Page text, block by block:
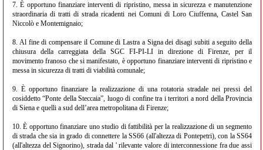
7. È opportuno finanziare interventi di ripristino, messa in sicurezza e manutenzione
straordinaria di tratti di strada ricadenti nei Comuni di Loro Ciuffenna, Castel San
Niccolò e Montemignaio;
8. Al fine di compensare il Comune di Lastra a Signa dei disagi subiti a seguito della
chiusura della carreggiata della SGC FI-PI-LI in direzione di Firenze, per il
movimento franoso che si manifestato, è opportuno finanziare interventi di ripristino e
messa in sicurezza di tratti di viabilità comunale;
9. È opportuno finanziare la realizzazione di una rotatoria stradale nei pressi del
cosiddetto “Ponte della Steccaia”, luogo di confine tra i territori a nord della Provincia
di Siena e quelli a sud dell’area metropolitana di Firenze;
10. È opportuno finanziare uno studio di fattibilità per la realizzazione di un segmento
di strada che sia in grado di connettere la SS66 (all'altezza di Pontepetri), con la SS64
(all'altezza del Signorino), strada dal ' rilevante valore di interconnessione fra due assi